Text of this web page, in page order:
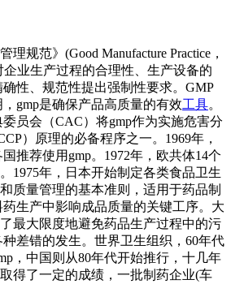
理规范》(Good Manufacture Practice，
企业生产过程的合理性、生产设备的
性、规范性提出强制性要求。GMP
gmp是确保产品高质量的有效工具。
员会（CAC）将gmp作为实施危害分
）原理的必备程序之一。1969年，
推荐使用gmp。1972年，欧共体14个
1975年，日本开始制定各类食品卫生
质量管理的基本准则，适用于药品制
生产中影响成品质量的关键工序。大
最大限度地避免药品生产过程中的污
差错的发生。世界卫生组织，60年代
，中国则从80年代开始推行，十几年
得了一定的成绩，一批制药企业(车